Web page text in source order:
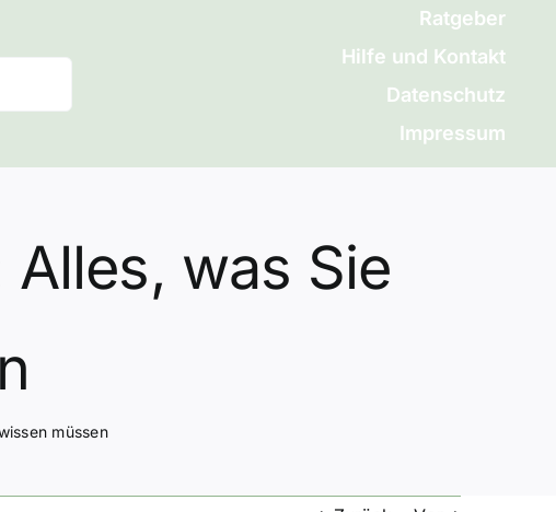
Ratgeber
Hilfe und Kontakt
Datenschutz
Impressum
was Sie
müssen